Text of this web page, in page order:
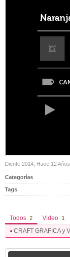
Diente 2014, Hace 12 Años
Categorías
Tags
Todos 2 Video 1
CRAFT GRAFICA y